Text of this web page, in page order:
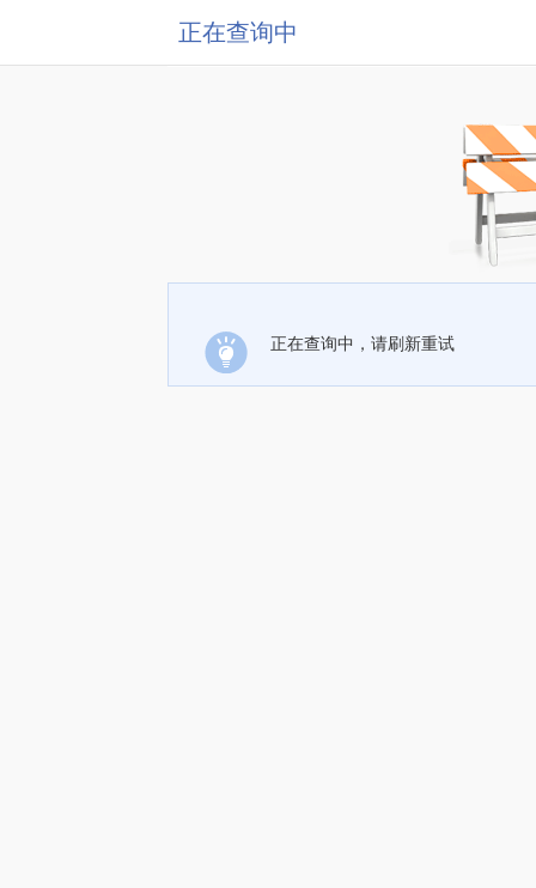
正在查询中
正在查询中，请刷新重试